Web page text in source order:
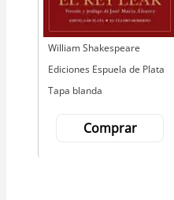
Autor
William Shakespeare
Editorial
Ediciones Espuela de Plata
Tapa blanda
Comprar